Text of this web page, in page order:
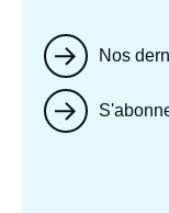
Nos